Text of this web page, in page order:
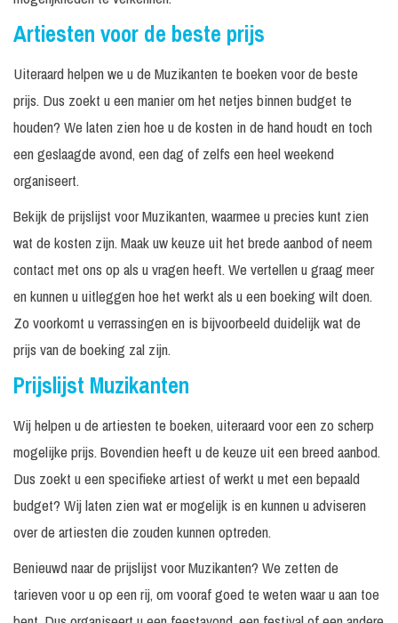
Artiesten voor de beste prijs
Uiteraard helpen we u de Muzikanten te boeken voor de beste
prijs. Dus zoekt u een manier om het netjes binnen budget te
houden? We laten zien hoe u de kosten in de hand houdt en toch
een geslaagde avond, een dag of zelfs een heel weekend
organiseert.
Bekijk de prijslijst voor Muzikanten, waarmee u precies kunt zien
wat de kosten zijn. Maak uw keuze uit het brede aanbod of neem
contact met ons op als u vragen heeft. We vertellen u graag meer
en kunnen u uitleggen hoe het werkt als u een boeking wilt doen.
Zo voorkomt u verrassingen en is bijvoorbeeld duidelijk wat de
prijs van de boeking zal zijn.
Prijslijst Muzikanten
Wij helpen u de artiesten te boeken, uiteraard voor een zo scherp
mogelijke prijs. Bovendien heeft u de keuze uit een breed aanbod.
Dus zoekt u een specifieke artiest of werkt u met een bepaald
budget? Wij laten zien wat er mogelijk is en kunnen u adviseren
over de artiesten die zouden kunnen optreden.
Benieuwd naar de prijslijst voor Muzikanten? We zetten de
tarieven voor u op een rij, om vooraf goed te weten waar u aan toe